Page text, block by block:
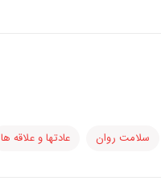
سلامت روان عادتها و علاقه ها